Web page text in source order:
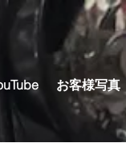
お客様写真